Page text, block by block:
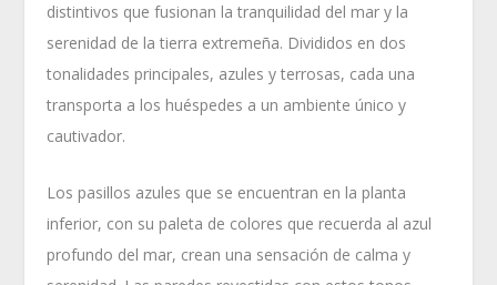
distintivos que fusionan la tranquilidad del mar y la
serenidad de la tierra extremeña. Divididos en dos
tonalidades principales, azules y terrosas, cada una
transporta a los huéspedes a un ambiente único y
cautivador.
Los pasillos azules que se encuentran en la planta
inferior, con su paleta de colores que recuerda al azul
profundo del mar, crean una sensación de calma y